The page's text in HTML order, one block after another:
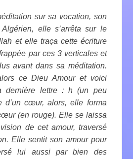
sur sa vocation, son
elle s’arrêta sur le
et elle traça cette écriture
par ces 3 verticales et
avant dans sa méditation.
ce Dieu Amour et voici
dernière lettre : h (un peu
d’un cœur, alors, elle forma
(en rouge). Elle se laissa
de cet amour, traversé
Elle sentit son amour pour
lui aussi par bien des